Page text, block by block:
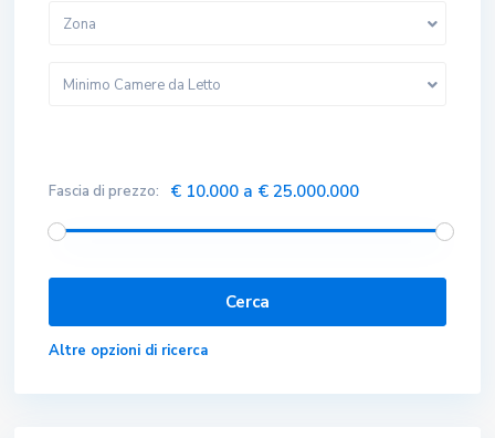
Zona
Minimo Camere da Letto
Fascia di prezzo: € 10.000 a € 25.000.000
Altre opzioni di ricerca